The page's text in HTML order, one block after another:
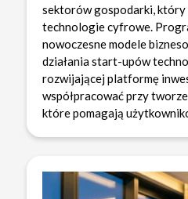
sektorów gospodarki, który
technologie cyfrowe.
nowoczesne modele
działania start-upów
rozwijającej platformę
współpracować przy
które pomagają